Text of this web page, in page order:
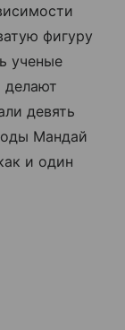
фигуру
ученые
делают
девять
Мандай
и один